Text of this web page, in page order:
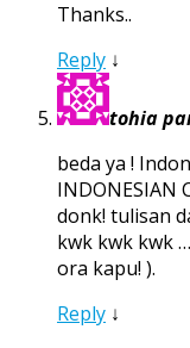
Thanks..
Reply ↓
tohia
beda ya !
INDONESIAN
donk! tulisan
kwk kwk kwk
ora kapu! ).
Reply ↓